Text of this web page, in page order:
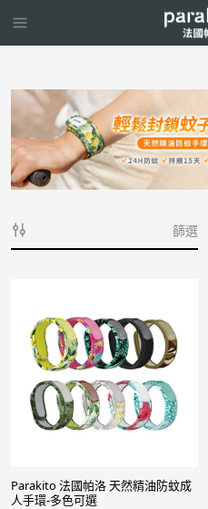
篩選
Parakito 法國帕洛 天然精油防蚊成
人手環-多色可選